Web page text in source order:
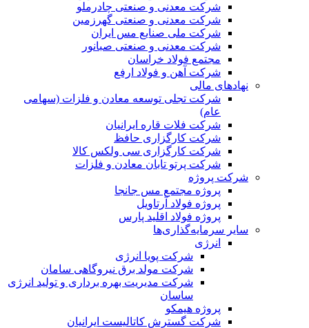
شرکت معدنی و صنعتی چادرملو
شرکت معدنی و صنعتی گهرزمین
شرکت ملی صنایع مس ایران
شرکت معدنی و صنعتی صبانور
مجتمع فولاد خراسان
شرکت آهن و فولاد ارفع
نهادهای مالی
شرکت تجلی توسعه معادن و فلزات (سهامی
عام)
شرکت فلات قاره ایرانیان
شرکت کارگزاری حافظ
شرکت کارگزاری سی ولکس کالا
شرکت پرتو تابان معادن و فلزات
شرکت پروژه
پروژه مجتمع مس جانجا
پروژه فولاد آرتاویل
پروژه فولاد اقلید پارس
سایر سرمایه‌گذاری‌ها
انرژی
شرکت پویا انرژی
شرکت مولد برق نیروگاهی سامان
شرکت مدیریت بهره برداری و تولید انرژی
ساسان
پروژه هیمکو
شرکت گسترش کاتالیست ایرانیان